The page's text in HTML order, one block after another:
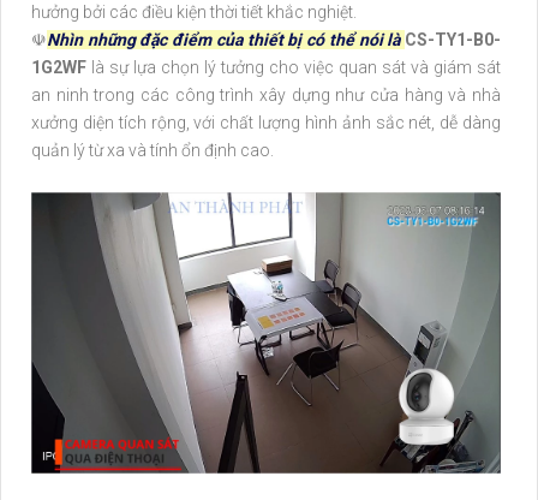
hưởng bởi các điều kiện thời tiết khắc nghiệt.
☫Nhìn những đặc điểm của thiết bị có thể nói là CS-TY1-B0-
1G2WF là sự lựa chọn lý tưởng cho việc quan sát và giám sát
an ninh trong các công trình xây dựng như cửa hàng và nhà
xưởng diện tích rộng, với chất lượng hình ảnh sắc nét, dễ dàng
quản lý từ xa và tính ổn định cao.